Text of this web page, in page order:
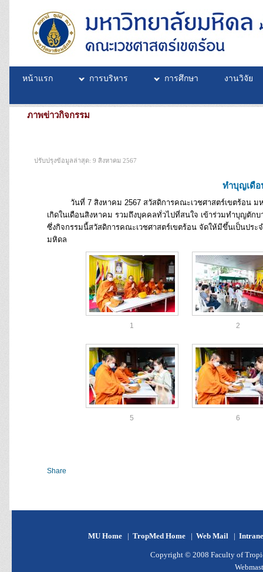
หน้าแรก การบริหาร การศึกษา งานวิจัย
ภาพข่าวกิจกรรม
ปรับปรุงข้อมูลล่าสุด: 9 สิงหาคม 2567
ทำบุญเดือ
วันที่ 7 สิงหาคม 2567 สวัสดิการคณะเวชศาสตร์เขตร้อน มห
เกิดในเดือนสิงหาคม รวมถึงบุคคลทั่วไปที่สนใจ เข้าร่วมทำบุญตั
ซึ่งกิจกรรมนี้สวัสดิการคณะเวชศาสตร์เขตร้อน จัดให้มีขึ้นเป็นปร
มหิดล
1 2
5 6
Share
MU Home | TropMed Home | Web Mail |
Copyright © 2008 Faculty of